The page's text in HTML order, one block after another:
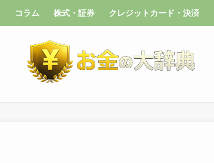
コラム 株式・証券 クレジットカード・決済